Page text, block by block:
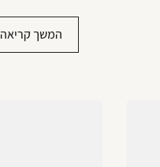
המשך קריאה